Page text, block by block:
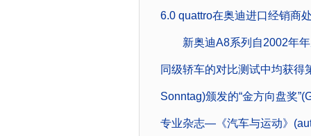
6.0 quattro在奥迪进口经销商
新奥迪A8系列自2002年年
同级轿车的对比测试中均获
Sonntag)颁发的“金方向盘奖
专业杂志―《汽车与运动》